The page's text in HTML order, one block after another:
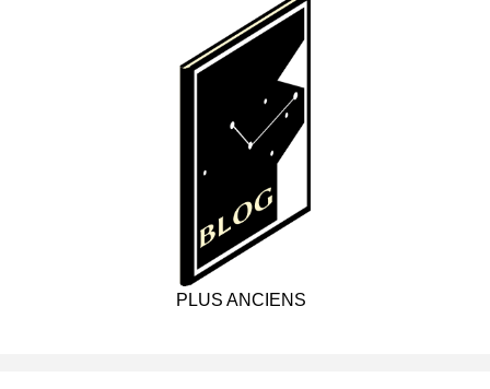
PLUS ANCIENS